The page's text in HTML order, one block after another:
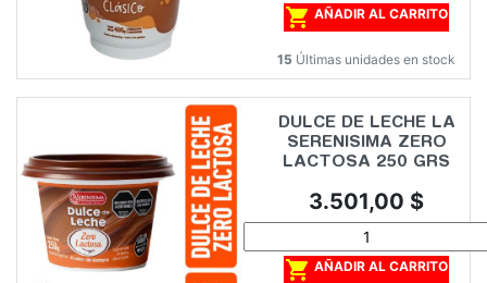
 AÑADIR AL CARRITO
15 Últimas unidades en stock
DULCE DE LECHE LA
SERENISIMA ZERO
LACTOSA 250 GRS
Precio
3.501,00 $
 AÑADIR AL CARRITO